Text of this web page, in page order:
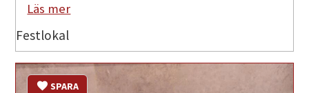
Läs mer
Festlokal
SPARA